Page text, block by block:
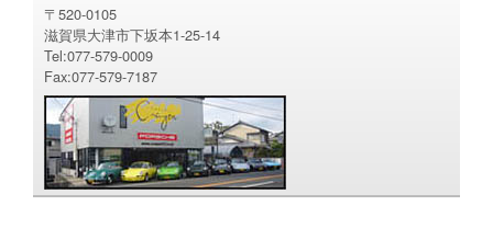
〒520-0105
滋賀県大津市下坂本1-25-14
Tel:077-579-0009
Fax:077-579-7187